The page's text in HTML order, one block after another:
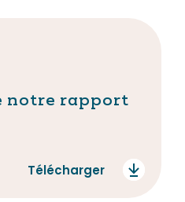
notre rapport
Télécharger